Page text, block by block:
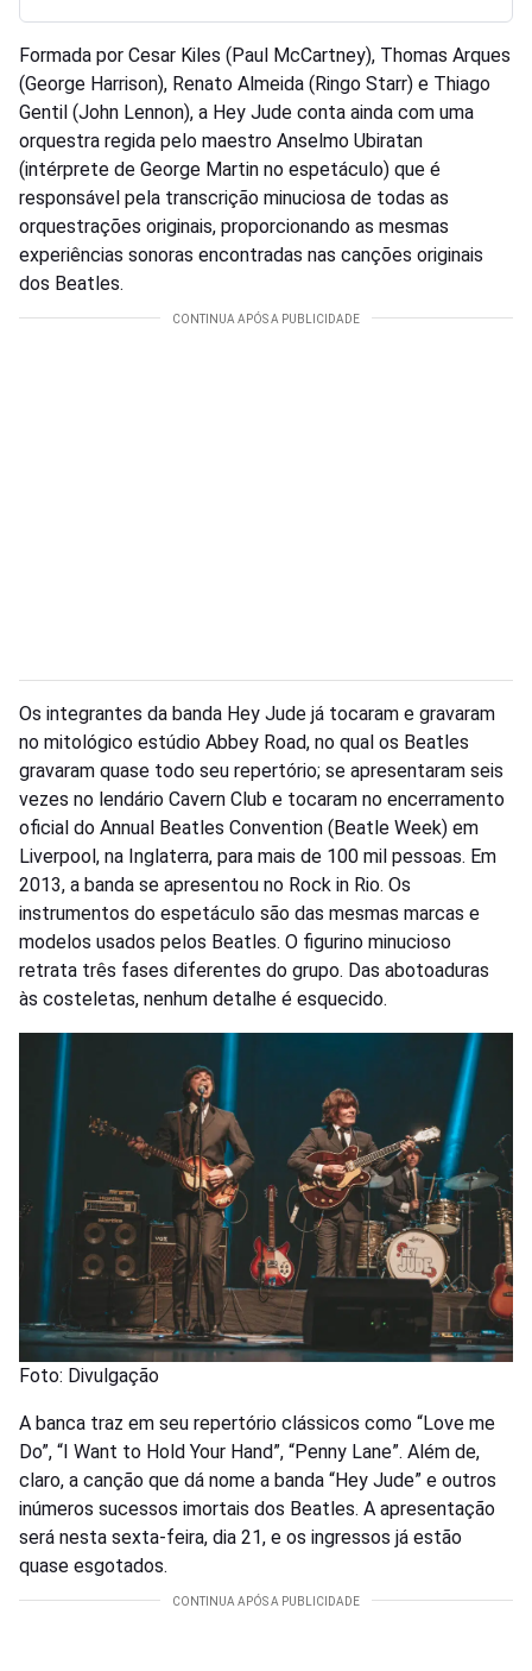
Formada por Cesar Kiles (Paul McCartney), Thomas Arques
(George Harrison), Renato Almeida (Ringo Starr) e Thiago
Gentil (John Lennon), a Hey Jude conta ainda com uma
orquestra regida pelo maestro Anselmo Ubiratan
(intérprete de George Martin no espetáculo) que é
responsável pela transcrição minuciosa de todas as
orquestrações originais, proporcionando as mesmas
experiências sonoras encontradas nas canções originais
dos Beatles.
Os integrantes da banda Hey Jude já tocaram e gravaram
no mitológico estúdio Abbey Road, no qual os Beatles
gravaram quase todo seu repertório; se apresentaram seis
vezes no lendário Cavern Club e tocaram no encerramento
oficial do Annual Beatles Convention (Beatle Week) em
Liverpool, na Inglaterra, para mais de 100 mil pessoas. Em
2013, a banda se apresentou no Rock in Rio. Os
instrumentos do espetáculo são das mesmas marcas e
modelos usados pelos Beatles. O figurino minucioso
retrata três fases diferentes do grupo. Das abotoaduras
às costeletas, nenhum detalhe é esquecido.
Foto: Divulgação
A banca traz em seu repertório clássicos como “Love me
Do”, “I Want to Hold Your Hand”, “Penny Lane”. Além de,
claro, a canção que dá nome a banda “Hey Jude” e outros
inúmeros sucessos imortais dos Beatles. A apresentação
será nesta sexta-feira, dia 21, e os ingressos já estão
quase esgotados.